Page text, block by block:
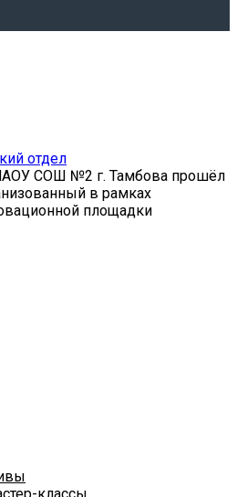
отдел
СОШ №2 г. Тамбова прошёл
в рамках
площадки